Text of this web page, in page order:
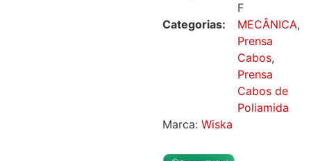
F
Categorias:
MECÂNICA,
Prensa
Cabos,
Prensa
Cabos de
Poliamida
Marca: Wiska